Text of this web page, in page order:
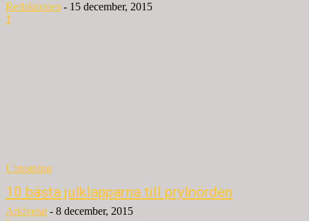
Redaktionen - 15 december, 2015
1
Utrustning
10 bästa julklapparna till prylnörden
Arkiverat - 8 december, 2015